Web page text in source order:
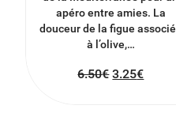
apéro entre amies. La
douceur de la figue
à l’olive,…
6.50€ 3.25€